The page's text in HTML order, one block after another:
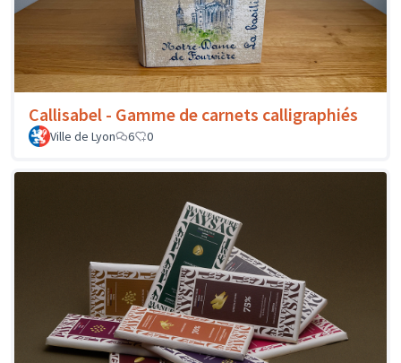
Callisabel - Gamme de carnets calligraphiés
Ville de Lyon 6 0